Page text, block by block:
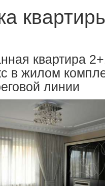
квартира
в жилом
линии